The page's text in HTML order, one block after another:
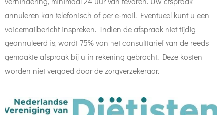
annuleren kan telefonisch of per e-mail. Eventueel kunt u een
voicemailbericht inspreken. Indien de afspraak niet tijdig
geannuleerd is, wordt 75% van het consulttarief van de reeds
gemaakte afspraak bij u in rekening gebracht. Deze kosten
worden niet vergoed door de zorgverzekeraar.